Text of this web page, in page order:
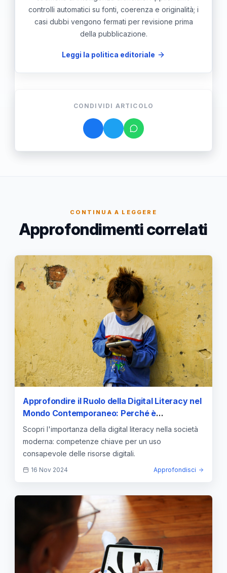
controlli automatici su fonti, coerenza e originalità; i
casi dubbi vengono fermati per revisione prima
della pubblicazione.
Leggi la politica editoriale
CONDIVIDI ARTICOLO
CONTINUA A LEGGERE
Approfondimenti correlati
Approfondire il Ruolo della Digital Literacy nel
Mondo Contemporaneo: Perché è
Fondamentale
Scopri l'importanza della digital literacy nella società
moderna: competenze chiave per un uso
consapevole delle risorse digitali.
16 Nov 2024 Approfondisci